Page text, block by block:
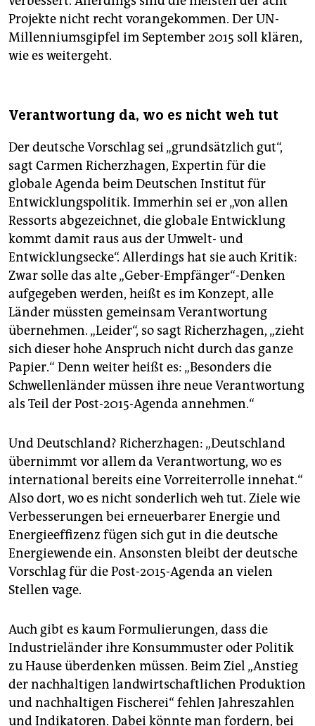
Projekte nicht recht vorangekommen. Der UN-
Millenniumsgipfel im September 2015 soll klären,
wie es weitergeht.
Verantwortung da, wo es nicht weh tut
Der deutsche Vorschlag sei „grundsätzlich gut“,
sagt Carmen Richerzhagen, Expertin für die
globale Agenda beim Deutschen Institut für
Entwicklungspolitik. Immerhin sei er „von allen
Ressorts abgezeichnet, die globale Entwicklung
kommt damit raus aus der Umwelt- und
Entwicklungsecke“. Allerdings hat sie auch Kritik:
Zwar solle das alte „Geber-Empfänger“-Denken
aufgegeben werden, heißt es im Konzept, alle
Länder müssten gemeinsam Verantwortung
übernehmen. „Leider“, so sagt Richerzhagen, „zieht
sich dieser hohe Anspruch nicht durch das ganze
Papier.“ Denn weiter heißt es: „Besonders die
Schwellenländer müssen ihre neue Verantwortung
als Teil der Post-2015-Agenda annehmen.“
Und Deutschland? Richerzhagen: „Deutschland
übernimmt vor allem da Verantwortung, wo es
international bereits eine Vorreiterrolle innehat.“
Also dort, wo es nicht sonderlich weh tut. Ziele wie
Verbesserungen bei erneuerbarer Energie und
Energieeffizenz fügen sich gut in die deutsche
Energiewende ein. Ansonsten bleibt der deutsche
Vorschlag für die Post-2015-Agenda an vielen
Stellen vage.
Auch gibt es kaum Formulierungen, dass die
Industrieländer ihre Konsummuster oder Politik
zu Hause überdenken müssen. Beim Ziel „Anstieg
der nachhaltigen landwirtschaftlichen Produktion
und nachhaltigen Fischerei“ fehlen Jahreszahlen
und Indikatoren. Dabei könnte man fordern, bei